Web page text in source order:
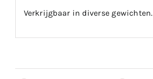
Verkrijgbaar in diverse gewichten.